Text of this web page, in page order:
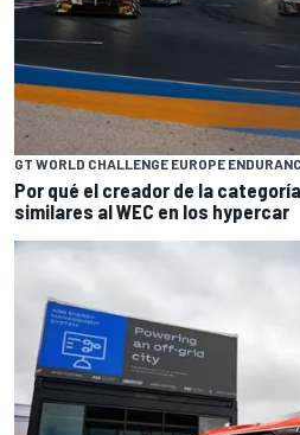
GT WORLD CHALLENGE EUROPE
Por qué el creador de la
similares al WEC en los hypercar